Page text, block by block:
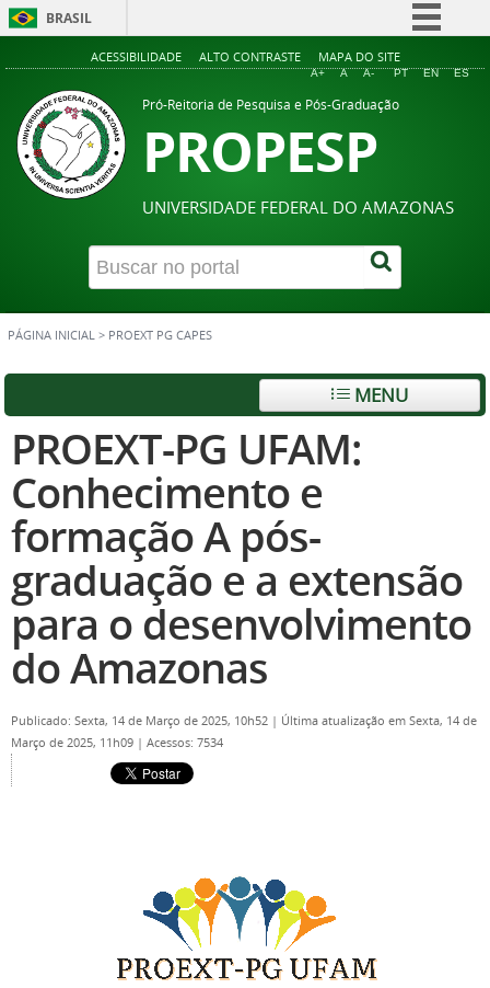
BRASIL
Simplifique!
Acesso à informação
ACESSIBILIDADE ALTO CONTRASTE MAPA DO SITE
A+ A A- PT EN ES
Pró-Reitoria de Pesquisa e Pós-Graduação
PROPESP
UNIVERSIDADE FEDERAL DO AMAZONAS
PÁGINA INICIAL > PROEXT PG CAPES
MENU
PROEXT-PG UFAM:
Conhecimento e
formação A pós-
graduação e a extensão
para o desenvolvimento
do Amazonas
Publicado: Sexta, 14 de Março de 2025, 10h52 | Última atualização em Sexta, 14 de
Março de 2025, 11h09 | Acessos: 7534